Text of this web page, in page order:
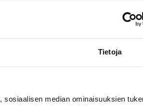
Tietoja
median ominaisuuksien